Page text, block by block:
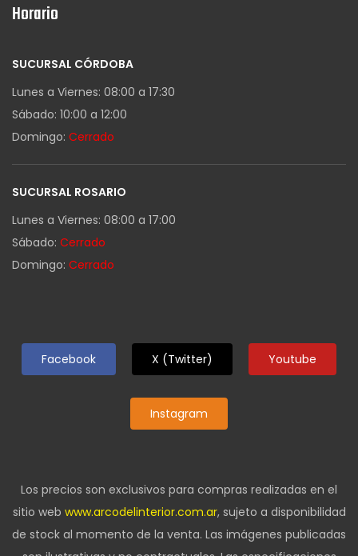
Horario
SUCURSAL CÓRDOBA
Lunes a Viernes: 08:00 a 17:30
Sábado: 10:00 a 12:00
Domingo: Cerrado
SUCURSAL ROSARIO
Lunes a Viernes: 08:00 a 17:00
Sábado: Cerrado
Domingo: Cerrado
Facebook X (Twitter) Youtube
Instagram
Los precios son exclusivos para compras realizadas en el
sitio web www.arcodelinterior.com.ar, sujeto a disponibilidad
de stock al momento de la venta. Las imágenes publicadas